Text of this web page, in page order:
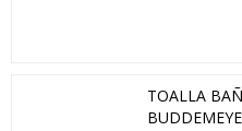
TOALLA